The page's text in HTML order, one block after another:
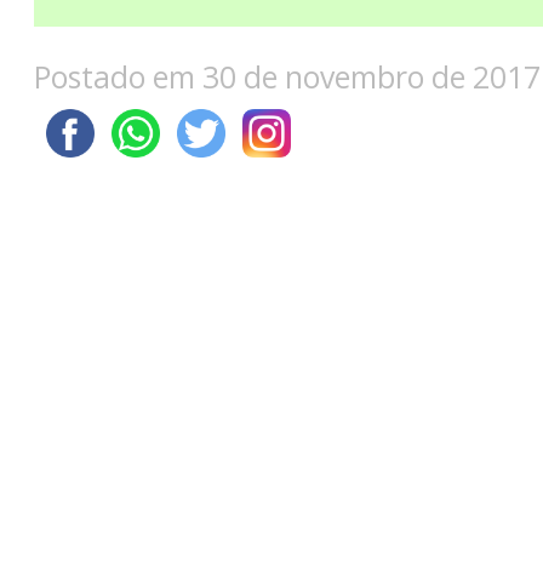
Postado em 30 de novembro de 2017